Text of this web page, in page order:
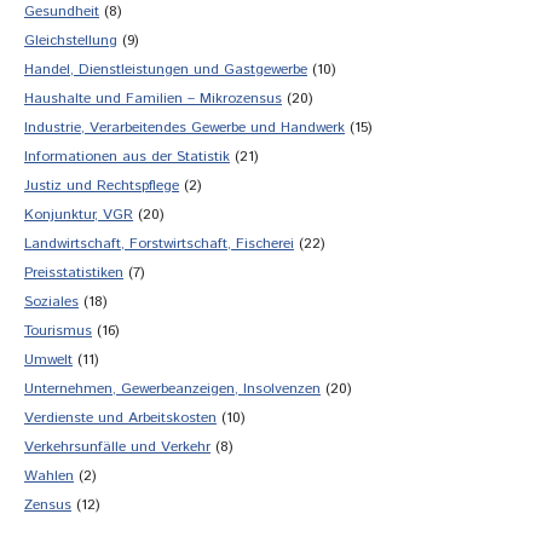
Gesundheit (8)
Gleichstellung (9)
Handel, Dienstleistungen und Gastgewerbe (10)
Haushalte und Familien – Mikrozensus (20)
Industrie, Verarbeitendes Gewerbe und Handwerk (15)
Informationen aus der Statistik (21)
Justiz und Rechtspflege (2)
Konjunktur, VGR (20)
Landwirtschaft, Forstwirtschaft, Fischerei (22)
Preisstatistiken (7)
Soziales (18)
Tourismus (16)
Umwelt (11)
Unternehmen, Gewerbeanzeigen, Insolvenzen (20)
Verdienste und Arbeitskosten (10)
Verkehrsunfälle und Verkehr (8)
Wahlen (2)
Zensus (12)